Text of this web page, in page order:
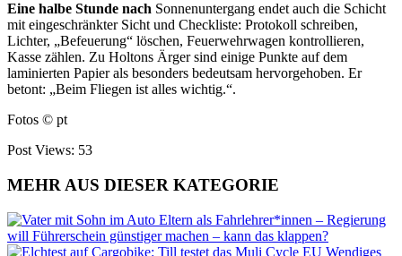
Eine halbe Stunde nach Sonnenuntergang endet auch die Schicht
mit eingeschränkter Sicht und Checkliste: Protokoll schreiben,
Lichter, „Befeuerung“ löschen, Feuerwehrwagen kontrollieren,
Kasse zählen. Zu Holtons Ärger sind einige Punkte auf dem
laminierten Papier als besonders bedeutsam hervorgehoben. Er
betont: „Beim Fliegen ist alles wichtig.“.
Fotos © pt
Post Views: 53
MEHR AUS DIESER KATEGORIE
Eltern als Fahrlehrer*innen – Regierung
will Führerschein günstiger machen – kann das klappen?
Wendiges